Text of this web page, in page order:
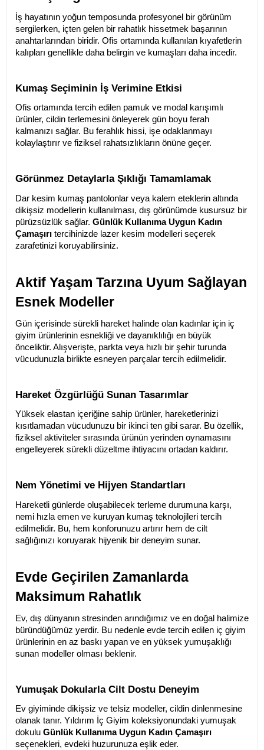
İş hayatının yoğun temposunda profesyonel bir görünüm
sergilerken, içten gelen bir rahatlık hissetmek başarının
anahtarlarından biridir. Ofis ortamında kullanılan kıyafetlerin
kalıpları genellikle daha belirgin ve kumaşları daha incedir.
Kumaş Seçiminin İş Verimine Etkisi
Ofis ortamında tercih edilen pamuk ve modal karışımlı
ürünler, cildin terlemesini önleyerek gün boyu ferah
kalmanızı sağlar. Bu ferahlık hissi, işe odaklanmayı
kolaylaştırır ve fiziksel rahatsızlıkların önüne geçer.
Görünmez Detaylarla Şıklığı Tamamlamak
Dar kesim kumaş pantolonlar veya kalem eteklerin altında
dikişsiz modellerin kullanılması, dış görünümde kusursuz bir
pürüzsüzlük sağlar. Günlük Kullanıma Uygun Kadın
Çamaşırı tercihinizde lazer kesim modelleri seçerek
zarafetinizi koruyabilirsiniz.
Aktif Yaşam Tarzına Uyum Sağlayan
Esnek Modeller
Gün içerisinde sürekli hareket halinde olan kadınlar için iç
giyim ürünlerinin esnekliği ve dayanıklılığı en büyük
önceliktir. Alışverişte, parkta veya hızlı bir şehir turunda
vücudunuzla birlikte esneyen parçalar tercih edilmelidir.
Hareket Özgürlüğü Sunan Tasarımlar
Yüksek elastan içeriğine sahip ürünler, hareketlerinizi
kısıtlamadan vücudunuzu bir ikinci ten gibi sarar. Bu özellik,
fiziksel aktiviteler sırasında ürünün yerinden oynamasını
engelleyerek sürekli düzeltme ihtiyacını ortadan kaldırır.
Nem Yönetimi ve Hijyen Standartları
Hareketli günlerde oluşabilecek terleme durumuna karşı,
nemi hızla emen ve kuruyan kumaş teknolojileri tercih
edilmelidir. Bu, hem konforunuzu artırır hem de cilt
sağlığınızı koruyarak hijyenik bir deneyim sunar.
Evde Geçirilen Zamanlarda
Maksimum Rahatlık
Ev, dış dünyanın stresinden arındığımız ve en doğal halimize
büründüğümüz yerdir. Bu nedenle evde tercih edilen iç giyim
ürünlerinin en az baskı yapan ve en yüksek yumuşaklığı
sunan modeller olması beklenir.
Yumuşak Dokularla Cilt Dostu Deneyim
Ev giyiminde dikişsiz ve telsiz modeller, cildin dinlenmesine
olanak tanır. Yıldırım İç Giyim koleksiyonundaki yumuşak
dokulu Günlük Kullanıma Uygun Kadın Çamaşırı
seçenekleri, evdeki huzurunuza eşlik eder.